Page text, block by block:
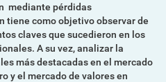
mediante pérdidas
tiene como objetivo observar de
claves que sucedieron en los
A su vez, analizar la
más destacadas en el mercado
y el mercado de valores en